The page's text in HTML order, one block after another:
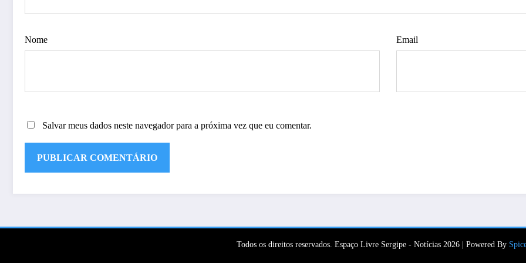
Nome Email
Salvar meus dados neste navegador para a próxima vez que eu comentar.
Todos os direitos reservados. Espaço Livre Sergipe - Notícias 2026 | Powered By